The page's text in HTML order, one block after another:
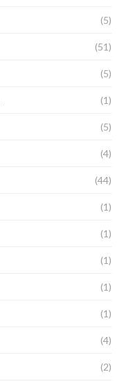
(5)
(51)
(5)
(1)
(5)
(4)
(44)
(1)
(1)
(1)
(1)
(1)
(4)
(2)